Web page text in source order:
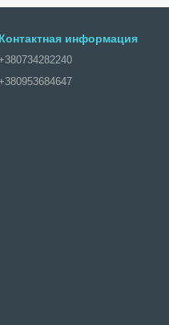
Контактная информация